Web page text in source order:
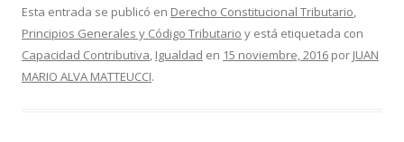
e
b
o
itt
er
m
p
ar
Esta entrada se publicó en Derecho Constitucional Tributario,
Principios Generales y Código Tributario y está etiquetada con
Capacidad Contributiva, Igualdad en 15 noviembre, 2016 por JUAN
MARIO ALVA MATTEUCCI.